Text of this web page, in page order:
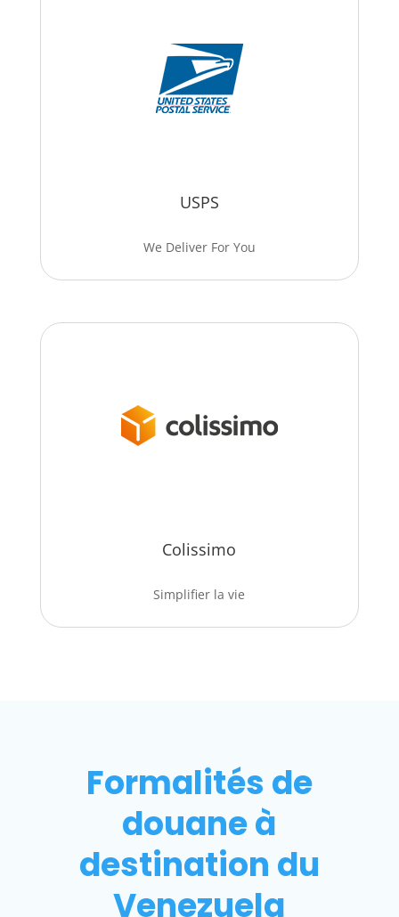
USPS
We Deliver For You
Colissimo
Simplifier la vie
Formalités de
douane à
destination du
Venezuela